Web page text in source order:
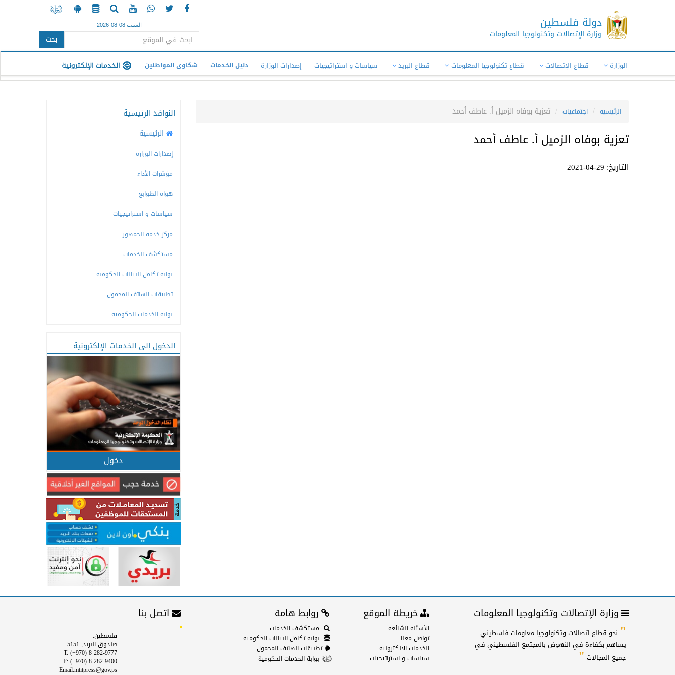
دولة فلسطين
وزارة الإتصالات وتكنولوجيا المعلومات
السبت 08-08-2026
بحث
الوزارة قطاع الإتصالات قطاع تكنولوجيا المعلومات قطاع البريد سياسات و استراتيجيات إصدارات الوزارة دليل الخدمات شكاوى المواطنين
الرئيسية اجتماعيات تعزية بوفاه الزميل أ. عاطف أحمد
تعزية بوفاه الزميل أ. عاطف أحمد
التاريخ: 29-04-2021
النوافد الرئيسية
الرئيسية
إصدارات الوزارة
مؤشرات الأداء
هواة الطوابع
سياسات و استراتيجيات
مركز خدمة الجمهور
مستكشف الخدمات
بوابة تكامل البيانات الحكومبة
تطبيقات الهاتف المحمول
بوابة الخدمات الحكومية
الدخول إلى الخدمات الإلكترونية
دخول
وزارة الإتصالات وتكنولوجيا المعلومات
" نحو قطاع اتصالات وتكنولوجيا معلومات فلسطيني
يساهم بكفاءة في النهوض بالمجتمع الفلسطيني في
جميع المجالات "
خريطة الموقع
الأسئلة الشائعة
تواصل معنا
الخدمات الالكترونية
سياسات و استراتيجيات
روابط هامة
مستكشف الخدمات
بوابة تكامل البيانات الحكومية
تطبيقات الهاتف المحمول
بوابة الخدمات الحكومية
اتصل بنا
فلسطين.
صندوق البريد, 5151
T: (+970) 8 282-9777
F: (+970) 8 282-9400
Email:mtitpress@gov.ps